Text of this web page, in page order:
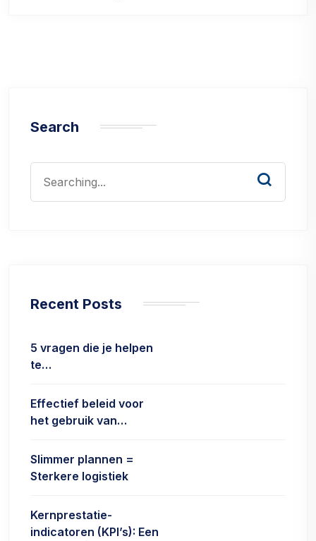
Search
for:
Recent Posts
5 vragen die je helpen
te…
Effectief beleid voor
het gebruik van…
Slimmer plannen =
Sterkere logistiek
Kernprestatie-
indicatoren (KPI’s): Een